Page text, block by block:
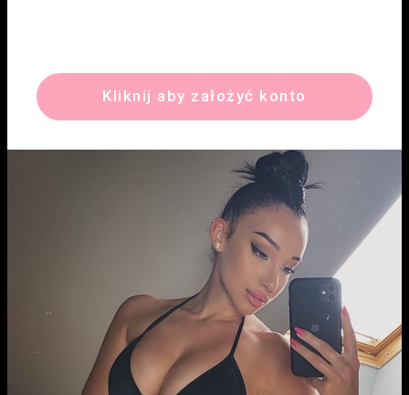
Kliknij aby założyć konto